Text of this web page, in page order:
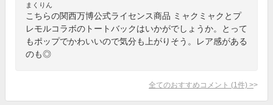
まくりん
こちらの関西万博公式ライセンス商品 ミャクミャクとプ
レモルコラボのトートバックはいかがでしょうか。とって
もポップでかわいいので気分も上がりそう。レア感がある
のも◎
全てのおすすめコメント (1 件) >